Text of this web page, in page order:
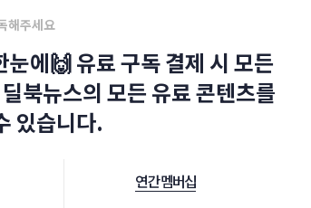
해주세요
에🙌 유료 구독 결제 시 모든
북뉴스의 모든 유료 콘텐츠를
있습니다.
연간 멤버십